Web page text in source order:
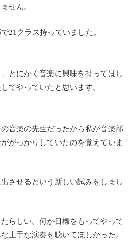
せん。
21クラス持っていました。
とにかく音楽に興味を持ってほし
てやっていたと思います。
音楽の先生だったから私が音楽部
がっかりしていたのを覚えていま
させるという新しい試みをしまし
らしい。何か目標をもってやって
上手な演奏を聴いてほしかった。